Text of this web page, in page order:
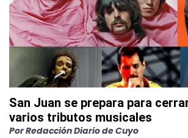
San Juan se prepara para
varios tributos musicales
PorRedacción Diario de Cuyo